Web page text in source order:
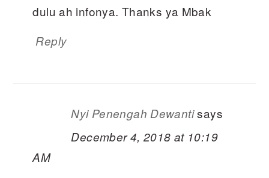
dulu ah infonya. Thanks ya Mbak
Reply
Nyi Penengah Dewanti says
December 4, 2018 at 10:19
AM